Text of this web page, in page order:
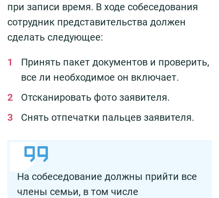
при записи время. В ходе собеседования
сотрудник представительства должен
сделать следующее:
Принять пакет документов и проверить,
все ли необходимое он включает.
Отсканировать фото заявителя.
Снять отпечатки пальцев заявителя.
На собеседование должны прийти все
члены семьи, в том числе